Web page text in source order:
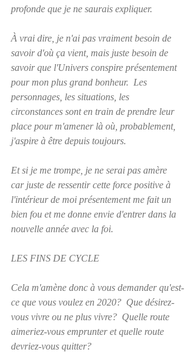
profonde que je ne saurais expliquer.
À vrai dire, je n'ai pas vraiment besoin de
savoir d'où ça vient, mais juste besoin de
savoir que l'Univers conspire présentement
pour mon plus grand bonheur.  Les
personnages, les situations, les
circonstances sont en train de prendre leur
place pour m'amener là où, probablement,
j'aspire à être depuis toujours.
Et si je me trompe, je ne serai pas amère
car juste de ressentir cette force positive à
l'intérieur de moi présentement me fait un
bien fou et me donne envie d'entrer dans la
nouvelle année avec la foi.
LES FINS DE CYCLE
Cela m'amène donc à vous demander qu'est-
ce que vous voulez en 2020?  Que désirez-
vous vivre ou ne plus vivre?  Quelle route
aimeriez-vous emprunter et quelle route
devriez-vous quitter?